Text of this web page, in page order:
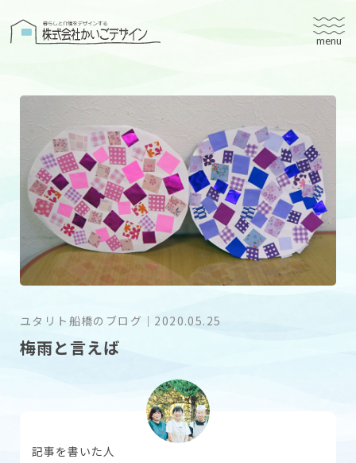
株式会社かいごデザイン
有料老人ホームユタリト
ユタリト船橋
ユタリト市川
デイサービスネスト実籾
建築設計
会社案内
個人情報保護方針
採用情報
ユタリト船橋のブログ ｜ 2020.05.25
梅雨と言えば
記事を書いた人